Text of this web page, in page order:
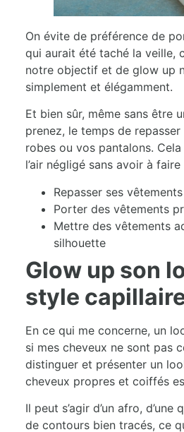
On évite de préférence de
qui aurait été taché la veille,
notre objectif et de glow up
simplement et élégamment.
Et bien sûr, même sans être
prenez, le temps de
robes ou vos pantalons.
l’air négligé sans avoir à
Repasser ses
Porter des vêtements
Mettre des vêtements
silhouette
Glow up son
style
En ce qui me concerne, un
si mes cheveux ne sont pas
distinguer et présenter un
cheveux propres et coiffés
Il peut s’agir d’un afro, d’une
de contours bien tracés, ce